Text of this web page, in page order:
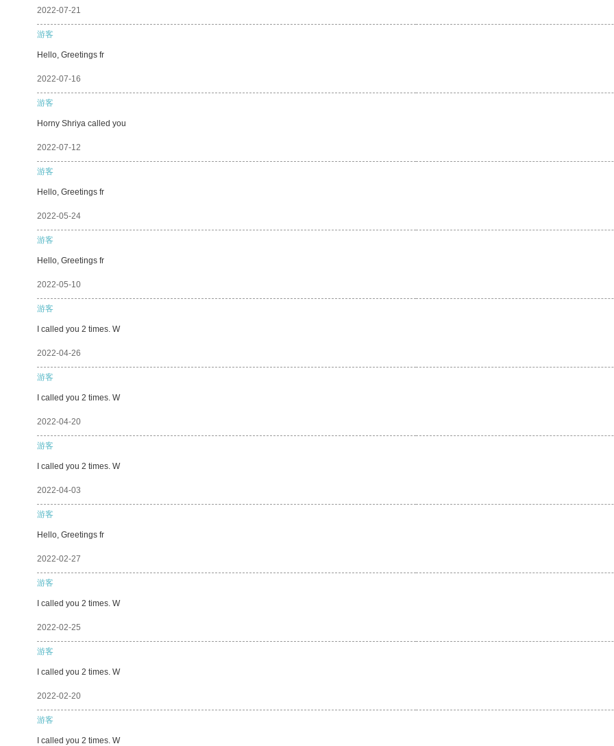
2022-07-21
游客
Hello, Greetings fr
2022-07-16
游客
Horny Shriya called you
2022-07-12
游客
Hello, Greetings fr
2022-05-24
游客
Hello, Greetings fr
2022-05-10
游客
I called you 2 times. W
2022-04-26
游客
I called you 2 times. W
2022-04-20
游客
I called you 2 times. W
2022-04-03
游客
Hello, Greetings fr
2022-02-27
游客
I called you 2 times. W
2022-02-25
游客
I called you 2 times. W
2022-02-20
游客
I called you 2 times. W